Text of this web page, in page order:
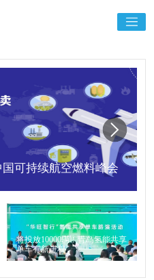
可持续航空燃料峰会
将投放10000辆！青岛氢能共享
单车有新进程